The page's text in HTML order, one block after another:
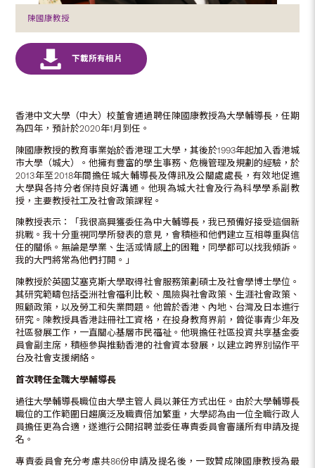
陳國康教授
香港中文大學（中大）校董會通過聘任陳國康教授為大學輔導長，任期
為四年，預計於2020年1月到任。
陳國康教授的教育事業始於香港理工大學，其後於1993年起加入香港城
市大學（城大）。他擁有豐富的學生事務、危機管理及規劃的經驗，於
2013年至2018年間擔任城大輔導長及傳訊及公關處處長，有效地促進
大學與各持分者保持良好溝通。他現為城大社會及行為科學學系副教
授，主要教授社工及社會政策課程。
陳教授表示：「我很高興獲委任為中大輔導長，我已預備好接受這個新
挑戰。我十分重視同學所發表的意見，會積極和他們建立互相尊重與信
任的關係。無論是學業、生活或情感上的困難，同學都可以找我傾訴。
我的大門將常為他們打開。」
陳教授於英國艾塞克斯大學取得社會服務策劃碩士及社會學博士學位。
其研究範疇包括亞洲社會福利比較、風險與社會政策、生涯社會政策、
照顧政策，以及勞工和失業問題。他曾於香港、內地、台灣及日本進行
研究。陳教授具香港註冊社工資格，在投身教育界前，曾從事青少年及
社區發展工作，一直關心基層市民福祉。他現擔任社區投資共享基金委
員會副主席，積極參與推動香港的社會資本發展，以建立跨界別協作平
台及社會支援網絡。
首次聘任全職大學輔導長
過往大學輔導長職位由大學主管人員以兼任方式出任。由於大學輔導長
職位的工作範圍日趨廣泛及職責倍加繁重，大學認為由一位全職行政人
員擔任更為合適，遂進行公開招聘並委任專責委員會審議所有申請及提
名。
專責委員會充分考慮共86份申請及提名後，一致贊成陳國康教授為最